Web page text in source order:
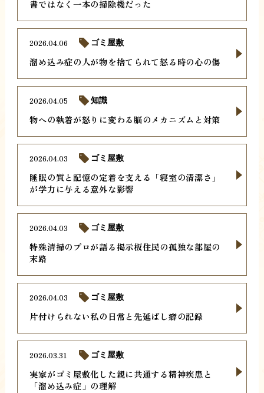
書ではなく一本の掃除機だった
溜め込み症の人が物を捨てられて怒る時の心の傷
2026.04.06 ゴミ屋敷
物への執着が怒りに変わる脳のメカニズムと対策
2026.04.05 知識
睡眠の質と記憶の定着を支える「寝室の清潔さ」
が学力に与える意外な影響
2026.04.03 ゴミ屋敷
特殊清掃のプロが語る掲示板住民の孤独な部屋の
末路
2026.04.03 ゴミ屋敷
片付けられない私の日常と先延ばし癖の記録
2026.04.03 ゴミ屋敷
実家がゴミ屋敷化した親に共通する精神疾患と
「溜め込み症」の理解
2026.03.31 ゴミ屋敷